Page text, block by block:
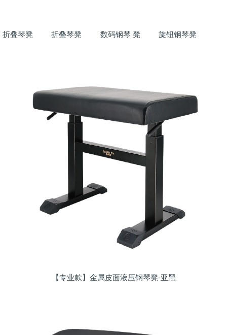
折叠琴凳 折叠琴凳 数码钢琴 凳 旋钮钢琴凳
【专业款】金属皮面液压钢琴凳-亚黑